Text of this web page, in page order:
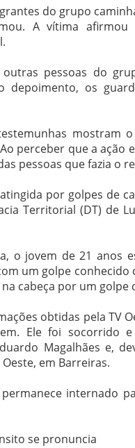
do grupo
A vítima
pessoas do
depoimento, os
mostram
perceber que a ação
pessoas que fazia o
por golpes de
Territorial (DT) de
o jovem de 21 anos
um golpe conhecido
cabeça por um golpe
obtidas pela TV
Ele foi socorrido
Magalhães e,
em Barreiras.
internado
se pronuncia